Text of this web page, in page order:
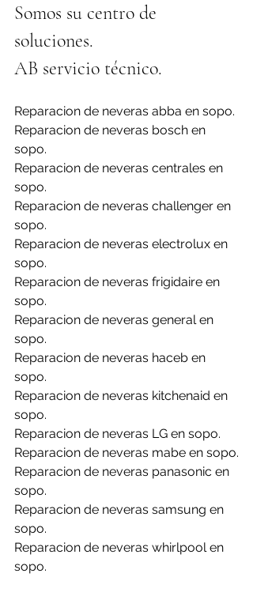
Somos su centro de
soluciones.
AB servicio técnico.
Reparacion de neveras abba en sopo.
Reparacion de neveras bosch en
sopo.
Reparacion de neveras centrales en
sopo.
Reparacion de neveras challenger en
sopo.
Reparacion de neveras electrolux en
sopo.
Reparacion de neveras frigidaire en
sopo.
Reparacion de neveras general en
sopo.
Reparacion de neveras haceb en
sopo.
Reparacion de neveras kitchenaid en
sopo.
Reparacion de neveras LG en sopo.
Reparacion de neveras mabe en sopo.
Reparacion de neveras panasonic en
sopo.
Reparacion de neveras samsung en
sopo.
Reparacion de neveras whirlpool en
sopo.